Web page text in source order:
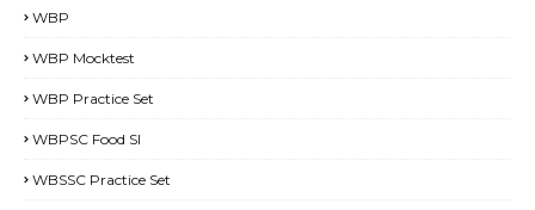
WBP
WBP Mocktest
WBP Practice Set
WBPSC Food SI
WBSSC Practice Set